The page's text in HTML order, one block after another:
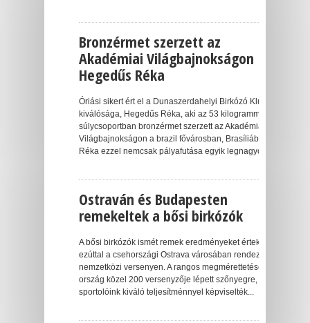
Bronzérmet szerzett az
Akadémiai Világbajnokságon
Hegedűs Réka
Óriási sikert ért el a Dunaszerdahelyi Birkózó Klub
kiválósága, Hegedűs Réka, aki az 53 kilogrammos
súlycsoportban bronzérmet szerzett az Akadémiai
Világbajnokságon a brazil fővárosban, Brasíliában.
Réka ezzel nemcsak pályafutása egyik legnagyobb...
Ostraván és Budapesten
remekeltek a bősi birkózók
A bősi birkózók ismét remek eredményeket értek el,
ezúttal a csehországi Ostrava városában rendezett
nemzetközi versenyen. A rangos megmérettetésen 7
ország közel 200 versenyzője lépett szőnyegre, ahol
sportolóink kiváló teljesítménnyel képviselték...